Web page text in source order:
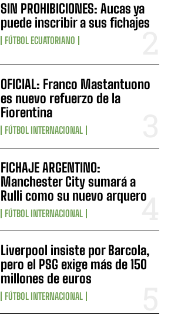
SIN PROHIBICIONES: Aucas ya
puede inscribir a sus fichajes
FÚTBOL ECUATORIANO
OFICIAL: Franco Mastantuono
es nuevo refuerzo de la
Fiorentina
FÚTBOL INTERNACIONAL
FICHAJE ARGENTINO:
Manchester City sumará a
Rulli como su nuevo arquero
FÚTBOL INTERNACIONAL
Liverpool insiste por Barcola,
pero el PSG exige más de 150
millones de euros
FÚTBOL INTERNACIONAL